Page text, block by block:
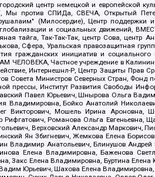
центр немецкой и европейской
против СПИДа, СВЕЧА, Открытый
(Милосердие), Центр поддержки
глобализации и социальных движений,
тайга, Так-Так-Так, центр Сова,
Сфера, Уральская правозащитная
гражданских инициатив и
Частное учреждение в
Интернешнл-Р, Центр Защиты Прав
Совета Министров Северных Стран,
прессы, Институт Развития Свободы
Павел Юрьевич, Шнырова Ольга
Владимировна, Бойко Анатолий
Викторович, Мошель Ирина Ароновна,
Рифгатович, Романова Ольга Евгеньевна,
Верховский Александр Маркович,
Ян Збигневич, Жемкова Елена
Владимир Анатольевич, Блинушов
Елена Владимировна, Баженова
Закс Елена Владимировна, Буртина
Юрьевич, Шахова Елена